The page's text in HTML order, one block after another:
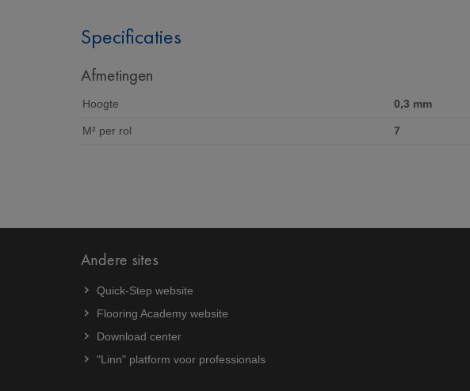
Specificaties
Afmetingen
Hoogte 0,3 mm
M² per rol 7
Andere sites
Quick-Step website
Flooring Academy website
Download center
"Linn" platform voor professionals